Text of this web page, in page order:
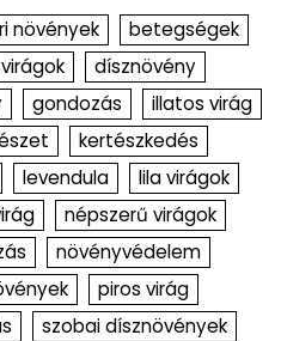
növények
betegségek
dísznövény
gondozás
illatos virág
kertészkedés
levendula
lila virágok
népszerű virágok
növényvédelem
piros virág
szobai dísznövények